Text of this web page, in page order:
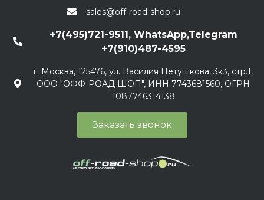
sales@off-road-shop.ru
+7(495)721-9511, WhatsApp,Telegram
+7(910)487-4595
г. Москва, 125476, ул. Василия Петушкова, 3к3, стр.1,
ООО "ОФФ-РОАД ШОП", ИНН 7743681560, ОГРН
1087746314138
Заказать звонок